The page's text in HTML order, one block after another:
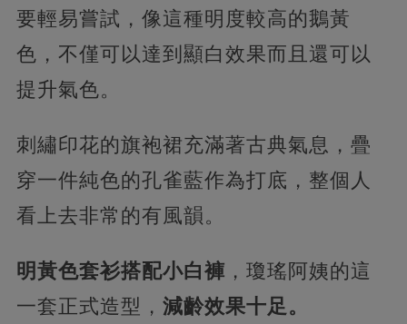
要輕易嘗試，像這種明度較高的鵝黃
色，不僅可以達到顯白效果而且還可以
提升氣色。
刺繡印花的旗袍裙充滿著古典氣息，疊
穿一件純色的孔雀藍作為打底，整個人
看上去非常的有風韻。
明黃色套衫搭配小白褲 ，瓊瑤阿姨的這
一套正式造型， 減齡效果十足。